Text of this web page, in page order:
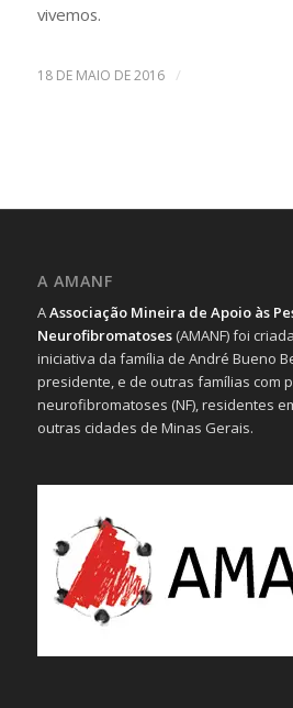
vivemos.
18 DE MAIO DE 2016 /
A AMANF
AAssociação Mineira de Apoio às
Neurofibromatoses(AMANF) foi
iniciativa da família de André Bueno
presidente, e de outras famílias com
neurofibromatoses (NF), residentes
outras cidades de Minas Gerais.